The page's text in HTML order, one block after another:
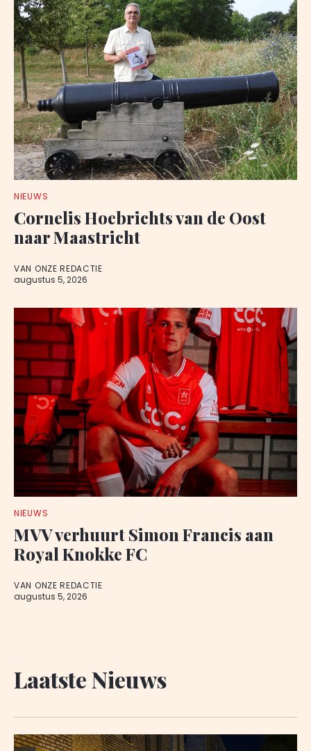
NIEUWS
Cornelis Hoebrichts van de Oost
naar Maastricht
VAN ONZE REDACTIE
augustus 5, 2026
NIEUWS
MVV verhuurt Simon Francis aan
Royal Knokke FC
VAN ONZE REDACTIE
augustus 5, 2026
Laatste Nieuws